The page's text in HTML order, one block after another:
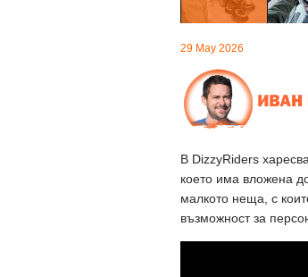
29 May 2026
В DizzyRiders
което има вложена
малкото неща, с
възможност за